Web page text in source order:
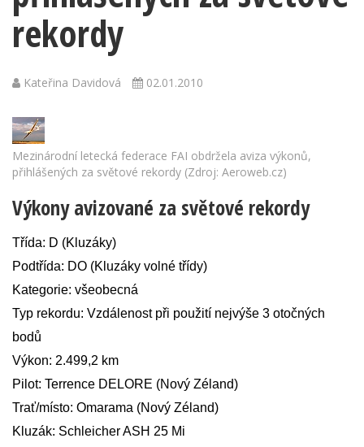
rekordy
Kateřina Davidová 02.01.2010
Mezinárodní letecká federace FAI obdržela aviza výkonů,
přihlášených za světové rekordy (Zdroj: Aeroweb.cz)
Výkony avizované za světové rekordy
Třída: D (Kluzáky)
Podtřída: DO (Kluzáky volné třídy)
Kategorie: všeobecná
Typ rekordu: Vzdálenost při použití nejvýše 3 otočných
bodů
Výkon: 2.499,2 km
Pilot: Terrence DELORE (Nový Zéland)
Trať/místo: Omarama (Nový Zéland)
Kluzák: Schleicher ASH 25 Mi